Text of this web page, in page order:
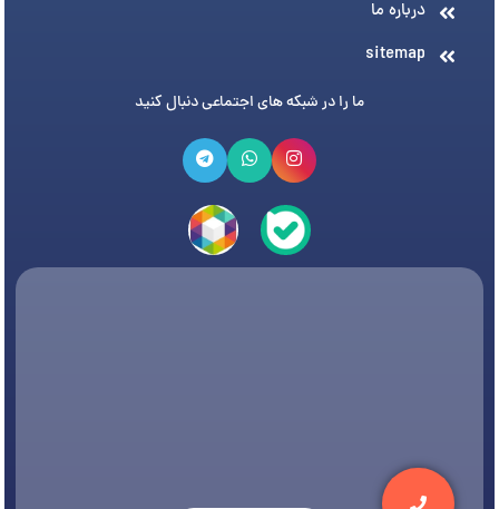
درباره ما
sitemap
ما را در شبکه های اجتماعی دنبال کنید